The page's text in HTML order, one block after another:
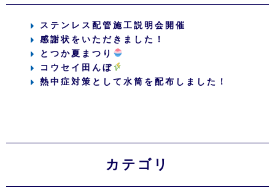
ステンレス配管施工説明会開催
感謝状をいただきました！
とつか夏まつり
コウセイ田んぼ
熱中症対策として水筒を配布しました！
カテゴリ